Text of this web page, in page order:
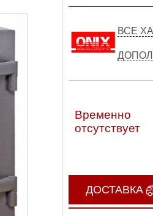
ВСЕ
Временно
отсутствует
ДОСТАВКА